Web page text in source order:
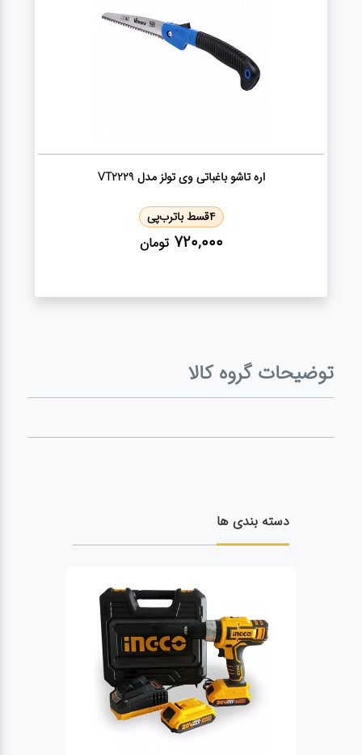
اره تاشو باغباتی وی تولز مدل VT2229
4قسط باترب‌پی
720,000 تومان
توضیحات گروه کالا
دسته بندی ها